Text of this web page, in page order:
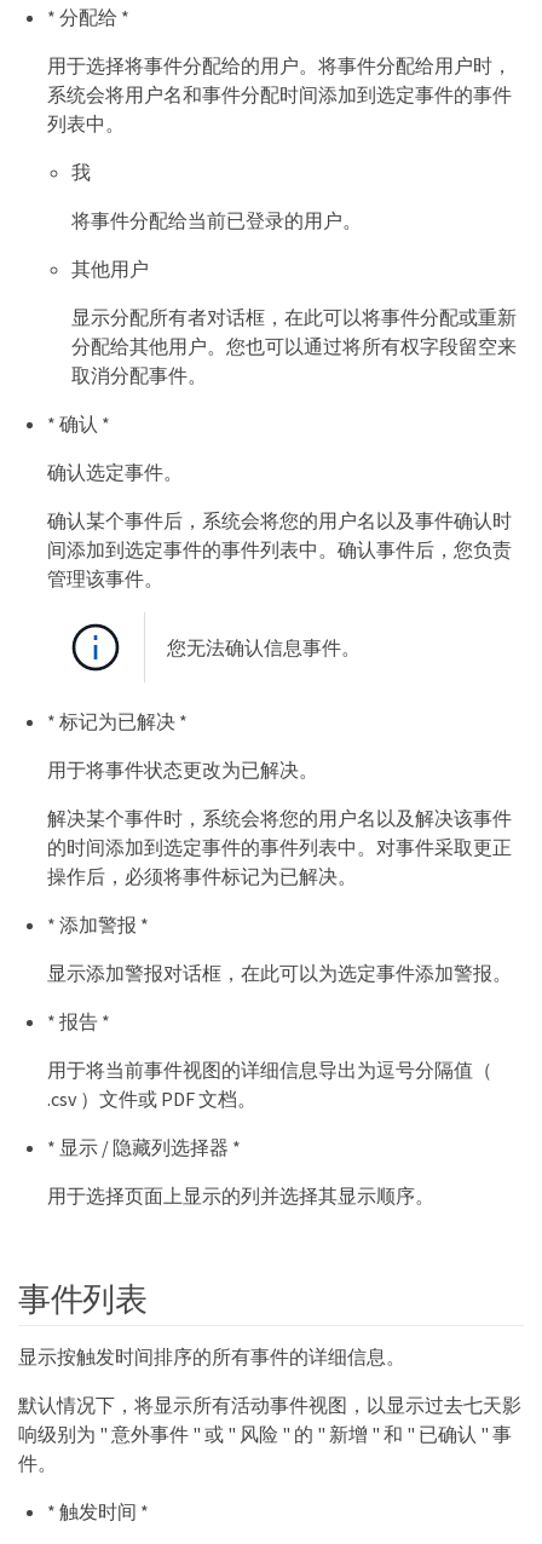
* 分配给 *
用于选择将事件分配给的用户。将事件分配给用户时，
系统会将用户名和事件分配时间添加到选定事件的事件
列表中。
我
将事件分配给当前已登录的用户。
其他用户
显示分配所有者对话框，在此可以将事件分配或重新
分配给其他用户。您也可以通过将所有权字段留空来
取消分配事件。
* 确认 *
确认选定事件。
确认某个事件后，系统会将您的用户名以及事件确认时
间添加到选定事件的事件列表中。确认事件后，您负责
管理该事件。
您无法确认信息事件。
* 标记为已解决 *
用于将事件状态更改为已解决。
解决某个事件时，系统会将您的用户名以及解决该事件
的时间添加到选定事件的事件列表中。对事件采取更正
操作后，必须将事件标记为已解决。
* 添加警报 *
显示添加警报对话框，在此可以为选定事件添加警报。
* 报告 *
用于将当前事件视图的详细信息导出为逗号分隔值（
.csv ）文件或 PDF 文档。
* 显示 / 隐藏列选择器 *
用于选择页面上显示的列并选择其显示顺序。
事件列表
显示按触发时间排序的所有事件的详细信息。
默认情况下，将显示所有活动事件视图，以显示过去七天影
响级别为 " 意外事件 " 或 " 风险 " 的 " 新增 " 和 " 已确认 " 事
件。
* 触发时间 *